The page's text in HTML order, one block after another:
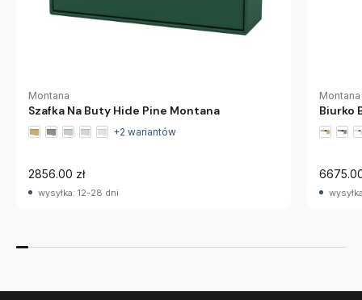
Montana
Szafka Na Buty Hide Pine Montana
+2 wariantów
2856.00 zł
wysyłka: 12-28 dni
Montana
Biurko